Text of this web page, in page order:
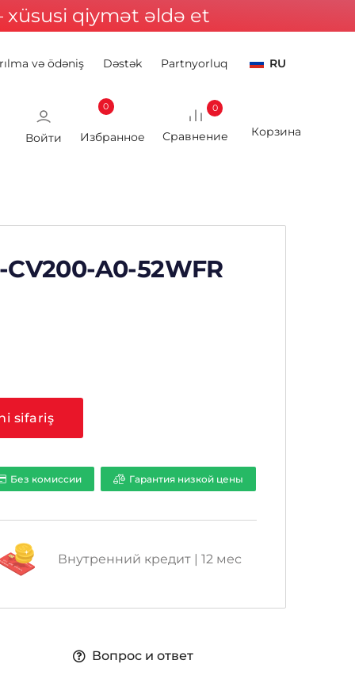
qiymət əldə et
və ödəniş Dəstək Partnyorluq RU
Войти
0 0
A0-52WFR
sifariş
Без комиссии Гарантия низкой цены
Внутренний кредит | 12 мес
Вопрос и ответ